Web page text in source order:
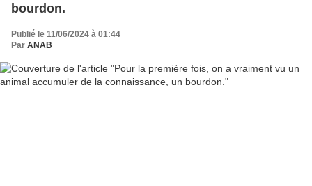
bourdon.
Publié le 11/06/2024 à 01:44
Par ANAB